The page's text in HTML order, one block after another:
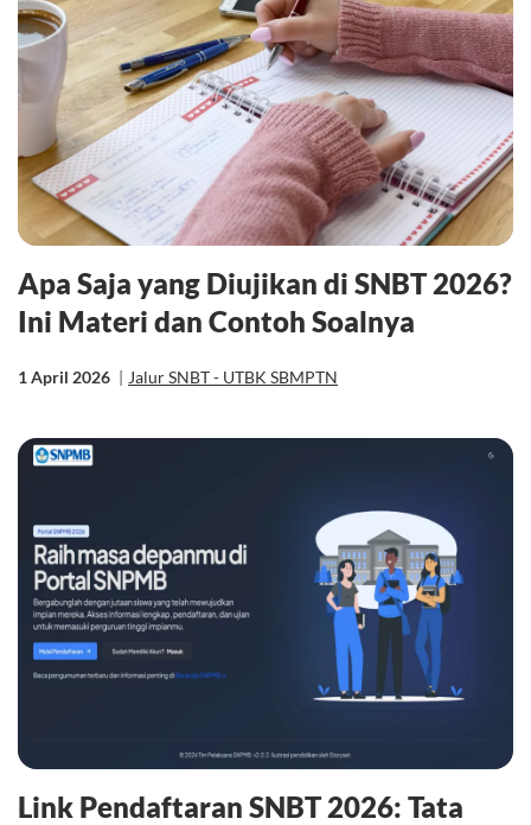
Apa Saja yang Diujikan di SNBT 2026?
Ini Materi dan Contoh Soalnya
1 April 2026 | Jalur SNBT - UTBK SBMPTN
Link Pendaftaran SNBT 2026: Tata